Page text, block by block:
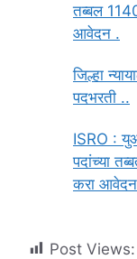
तब्बल
आवेदन .
जिल्हा
पदभरती ..
ISRO :
पदांच्या
करा
Post Views: